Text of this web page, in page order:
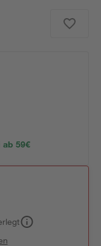
ab 59€